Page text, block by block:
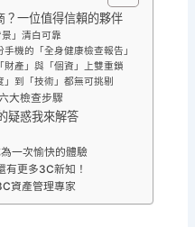
？一位值得信賴的夥伴
」清白可靠
機的「全身健康檢查報告」
財產」與「個資」上雙重鎖
到「技術」都無可挑剔
大檢查步驟
疑惑我來解答
一次愉快的體驗
有更多3C新知！
資產管理專家